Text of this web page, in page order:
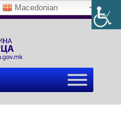
Macedonian